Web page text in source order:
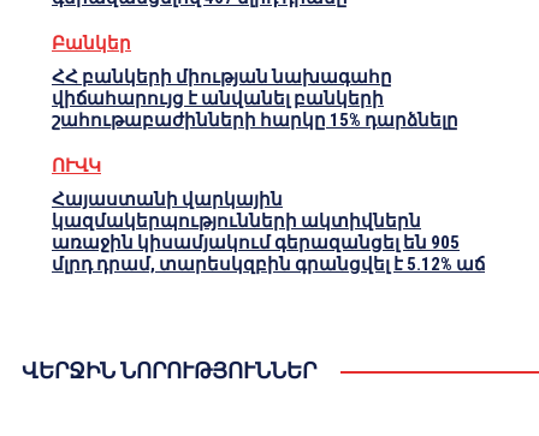
Բանկեր
ՀՀ բանկերի միության նախագահը
վիճահարույց է անվանել բանկերի
շահութաբաժինների հարկը 15% դարձնելը
ՈՒՎԿ
Հայաստանի վարկային
կազմակերպությունների ակտիվներն
առաջին կիսամյակում գերազանցել են 905
մլրդ դրամ, տարեսկզբին գրանցվել է 5.12% աճ
ՎԵՐՋԻՆ ՆՈՐՈՒԹՅՈՒՆՆԵՐ